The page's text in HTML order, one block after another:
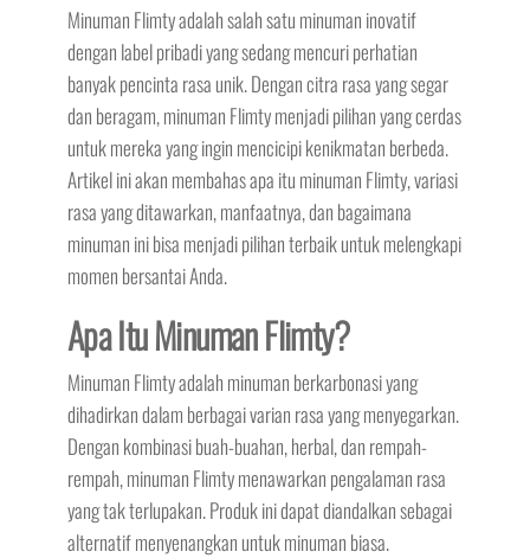
Minuman Flimty adalah salah satu minuman inovatif
dengan label pribadi yang sedang mencuri perhatian
banyak pencinta rasa unik. Dengan citra rasa yang segar
dan beragam, minuman Flimty menjadi pilihan yang cerdas
untuk mereka yang ingin mencicipi kenikmatan berbeda.
Artikel ini akan membahas apa itu minuman Flimty, variasi
rasa yang ditawarkan, manfaatnya, dan bagaimana
minuman ini bisa menjadi pilihan terbaik untuk melengkapi
momen bersantai Anda.
Apa Itu Minuman Flimty?
Minuman Flimty adalah minuman berkarbonasi yang
dihadirkan dalam berbagai varian rasa yang menyegarkan.
Dengan kombinasi buah-buahan, herbal, dan rempah-
rempah, minuman Flimty menawarkan pengalaman rasa
yang tak terlupakan. Produk ini dapat diandalkan sebagai
alternatif menyenangkan untuk minuman biasa.